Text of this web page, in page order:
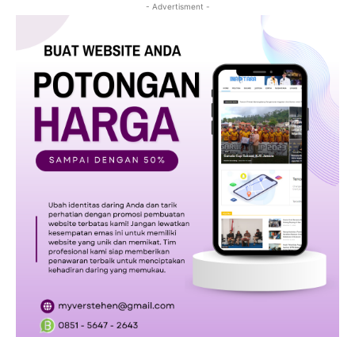
- Advertisment -